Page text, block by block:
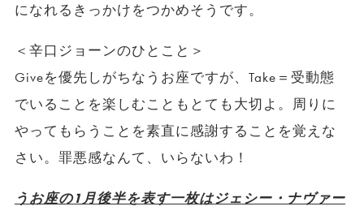
になれるきっかけをつかめそうです。
＜辛口ジョーンのひとこと＞
Giveを優先しがちなうお座ですが、Take＝受動態
でいることを楽しむこともとても大切よ。周りに
やってもらうことを素直に感謝することを覚えな
さい。罪悪感なんて、いらないわ！
うお座の1月後半を表す一枚はジェシー・ナヴァー